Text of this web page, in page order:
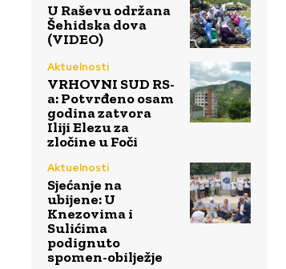
U Raševu održana
Šehidska dova
(VIDEO)
Aktuelnosti
VRHOVNI SUD RS-
a: Potvrđeno osam
godina zatvora
Iliji Elezu za
zločine u Foči
Aktuelnosti
Sjećanje na
ubijene: U
Knezovima i
Sulićima
podignuto
spomen-obilježje